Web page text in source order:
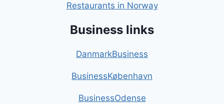
Restaurants in Norway
Business links
DanmarkBusiness
BusinessKøbenhavn
BusinessOdense